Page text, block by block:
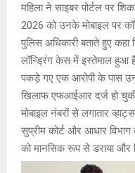
महिला ने साइबर पोर्टल पर
2026 को उनके मोबाइल पर
पुलिस अधिकारी बताते हुए
लॉन्ड्रिंग केस में इस्तेमाल हुआ है।
पकड़े गए एक आरोपी के पास
खिलाफ एफआईआर दर्ज हो
मोबाइल नंबरों से लगातार
सुप्रीम कोर्ट और आधार
को मानसिक रूप से डराया और